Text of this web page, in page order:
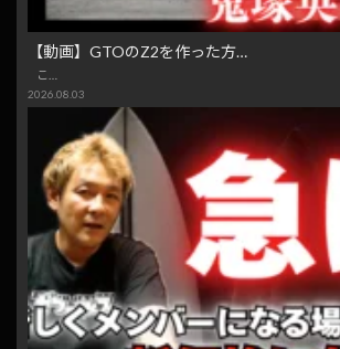
【動画】GTOのZ2を作った方…
こ…
2026.08.03